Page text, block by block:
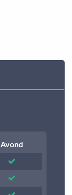
Avond